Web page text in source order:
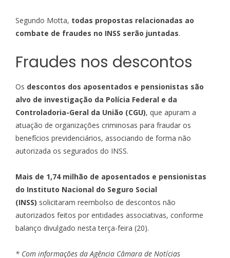
Segundo Motta, todas propostas relacionadas ao
combate de fraudes no INSS serão juntadas.
Fraudes nos descontos
Os descontos dos aposentados e pensionistas são
alvo de investigação da Polícia Federal e da
Controladoria-Geral da União (CGU), que apuram a
atuação de organizações criminosas para fraudar os
benefícios previdenciários, associando de forma não
autorizada os segurados do INSS.
Mais de 1,74 milhão de aposentados e pensionistas
do Instituto Nacional do Seguro Social
(INSS) solicitaram reembolso de descontos não
autorizados feitos por entidades associativas, conforme
balanço divulgado nesta terça-feira (20).
* Com informações da Agência Câmara de Notícias